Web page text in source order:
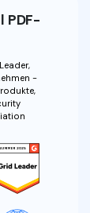
PDF-
-